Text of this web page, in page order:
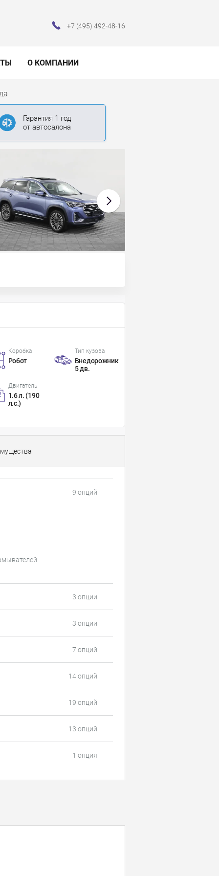
+7 (495) 492-48-16
О КОМПАНИИ
Гарантия 1 год
от автосалона
Коробка
Робот
Тип кузова
Внедорожник
5 дв.
Двигатель
1.6 л. (190
л.с.)
9 опций
3 опции
3 опции
7 опций
14 опций
19 опций
13 опций
1 опция